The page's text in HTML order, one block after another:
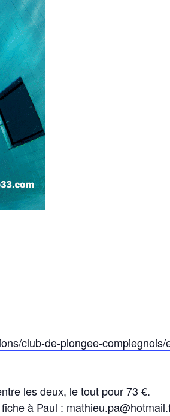
club-de-plongee-
les deux, le tout pour 73 €.
à Paul :